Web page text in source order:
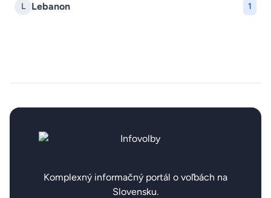
L Lebanon 1
Komplexný informačný portál o voľbách na
Slovensku.